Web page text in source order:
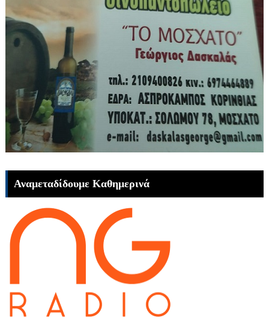
Αναμεταδίδουμε Καθημερινά